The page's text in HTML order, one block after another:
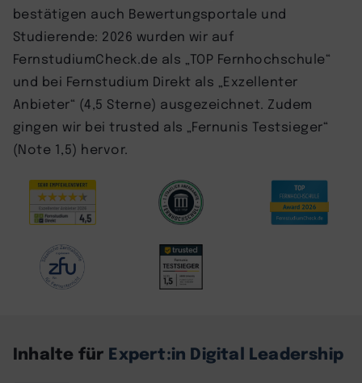
bestätigen auch Bewertungsportale und
Studierende: 2026 wurden wir auf
FernstudiumCheck.de als „TOP Fernhochschule“
und bei Fernstudium Direkt als „Exzellenter
Anbieter“ (4,5 Sterne) ausgezeichnet. Zudem
gingen wir bei trusted als „Fernunis Testsieger“
(Note 1,5) hervor.
Inhalte für Expert:in Digital Leadership